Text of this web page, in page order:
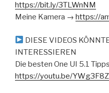
https://bit.ly/3TLWnNM
Meine Kamera → https://
DIESE VIDEOS
INTERESSIEREN
Die besten One UI 5.1
https://youtu.be/